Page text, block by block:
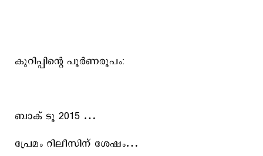
കുറിപ്പിന്റെ പൂര്‍ണരൂപം:
ബാക് ടൂ 2015 …
പ്രേമം റിലീസിന് ശേഷം…